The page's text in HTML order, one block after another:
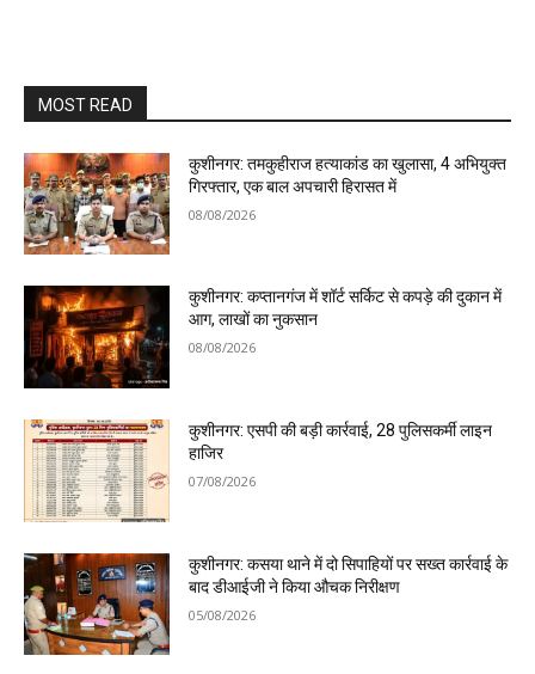
MOST READ
कुशीनगर: तमकुहीराज हत्याकांड का खुलासा, 4 अभियुक्त
गिरफ्तार, एक बाल अपचारी हिरासत में
08/08/2026
कुशीनगर: कप्तानगंज में शॉर्ट सर्किट से कपड़े की दुकान में
आग, लाखों का नुकसान
08/08/2026
कुशीनगर: एसपी की बड़ी कार्रवाई, 28 पुलिसकर्मी लाइन
हाजिर
07/08/2026
कुशीनगर: कसया थाने में दो सिपाहियों पर सख्त कार्रवाई के
बाद डीआईजी ने किया औचक निरीक्षण
05/08/2026